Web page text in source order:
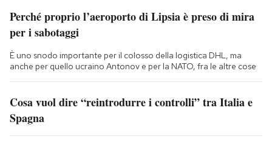
Perché proprio l’aeroporto di Lipsia è preso di mira
per i sabotaggi
È uno snodo importante per il colosso della logistica DHL, ma
anche per quello ucraino Antonov e per la NATO, fra le altre cose
Cosa vuol dire “reintrodurre i controlli” tra Italia e
Spagna